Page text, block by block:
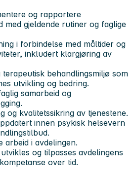
og rapportere
med gjeldende rutiner og faglige
i forbindelse med måltider og
inkludert klargjøring av
behandlingsmiljø som
utvikling og bedring.
samarbeid og
og kvalitetssikring av tjenestene.
innen psykisk helsevern
i avdelingen.
og tilpasses avdelingens
over tid.